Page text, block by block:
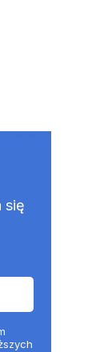
się